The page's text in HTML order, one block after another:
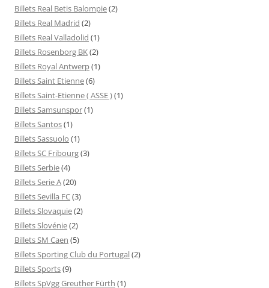
Billets Real Betis Balompie(2)
Billets Real Madrid (2)
Billets Real Valladolid (1)
Billets Rosenborg BK(2)
Billets Royal Antwerp(1)
Billets Saint Etienne(6)
Billets Saint-Etienne ( ASSE )(1)
Billets Samsunspor(1)
Billets Santos(1)
Billets Sassuolo (1)
Billets SC Fribourg(3)
Billets Serbie(4)
Billets Serie A(20)
Billets Sevilla FC(3)
Billets Slovaquie(2)
Billets Slovénie(2)
Billets SM Caen (5)
Billets Sporting Club du Portugal(2)
Billets Sports(9)
Billets SpVgg Greuther Fürth (1)